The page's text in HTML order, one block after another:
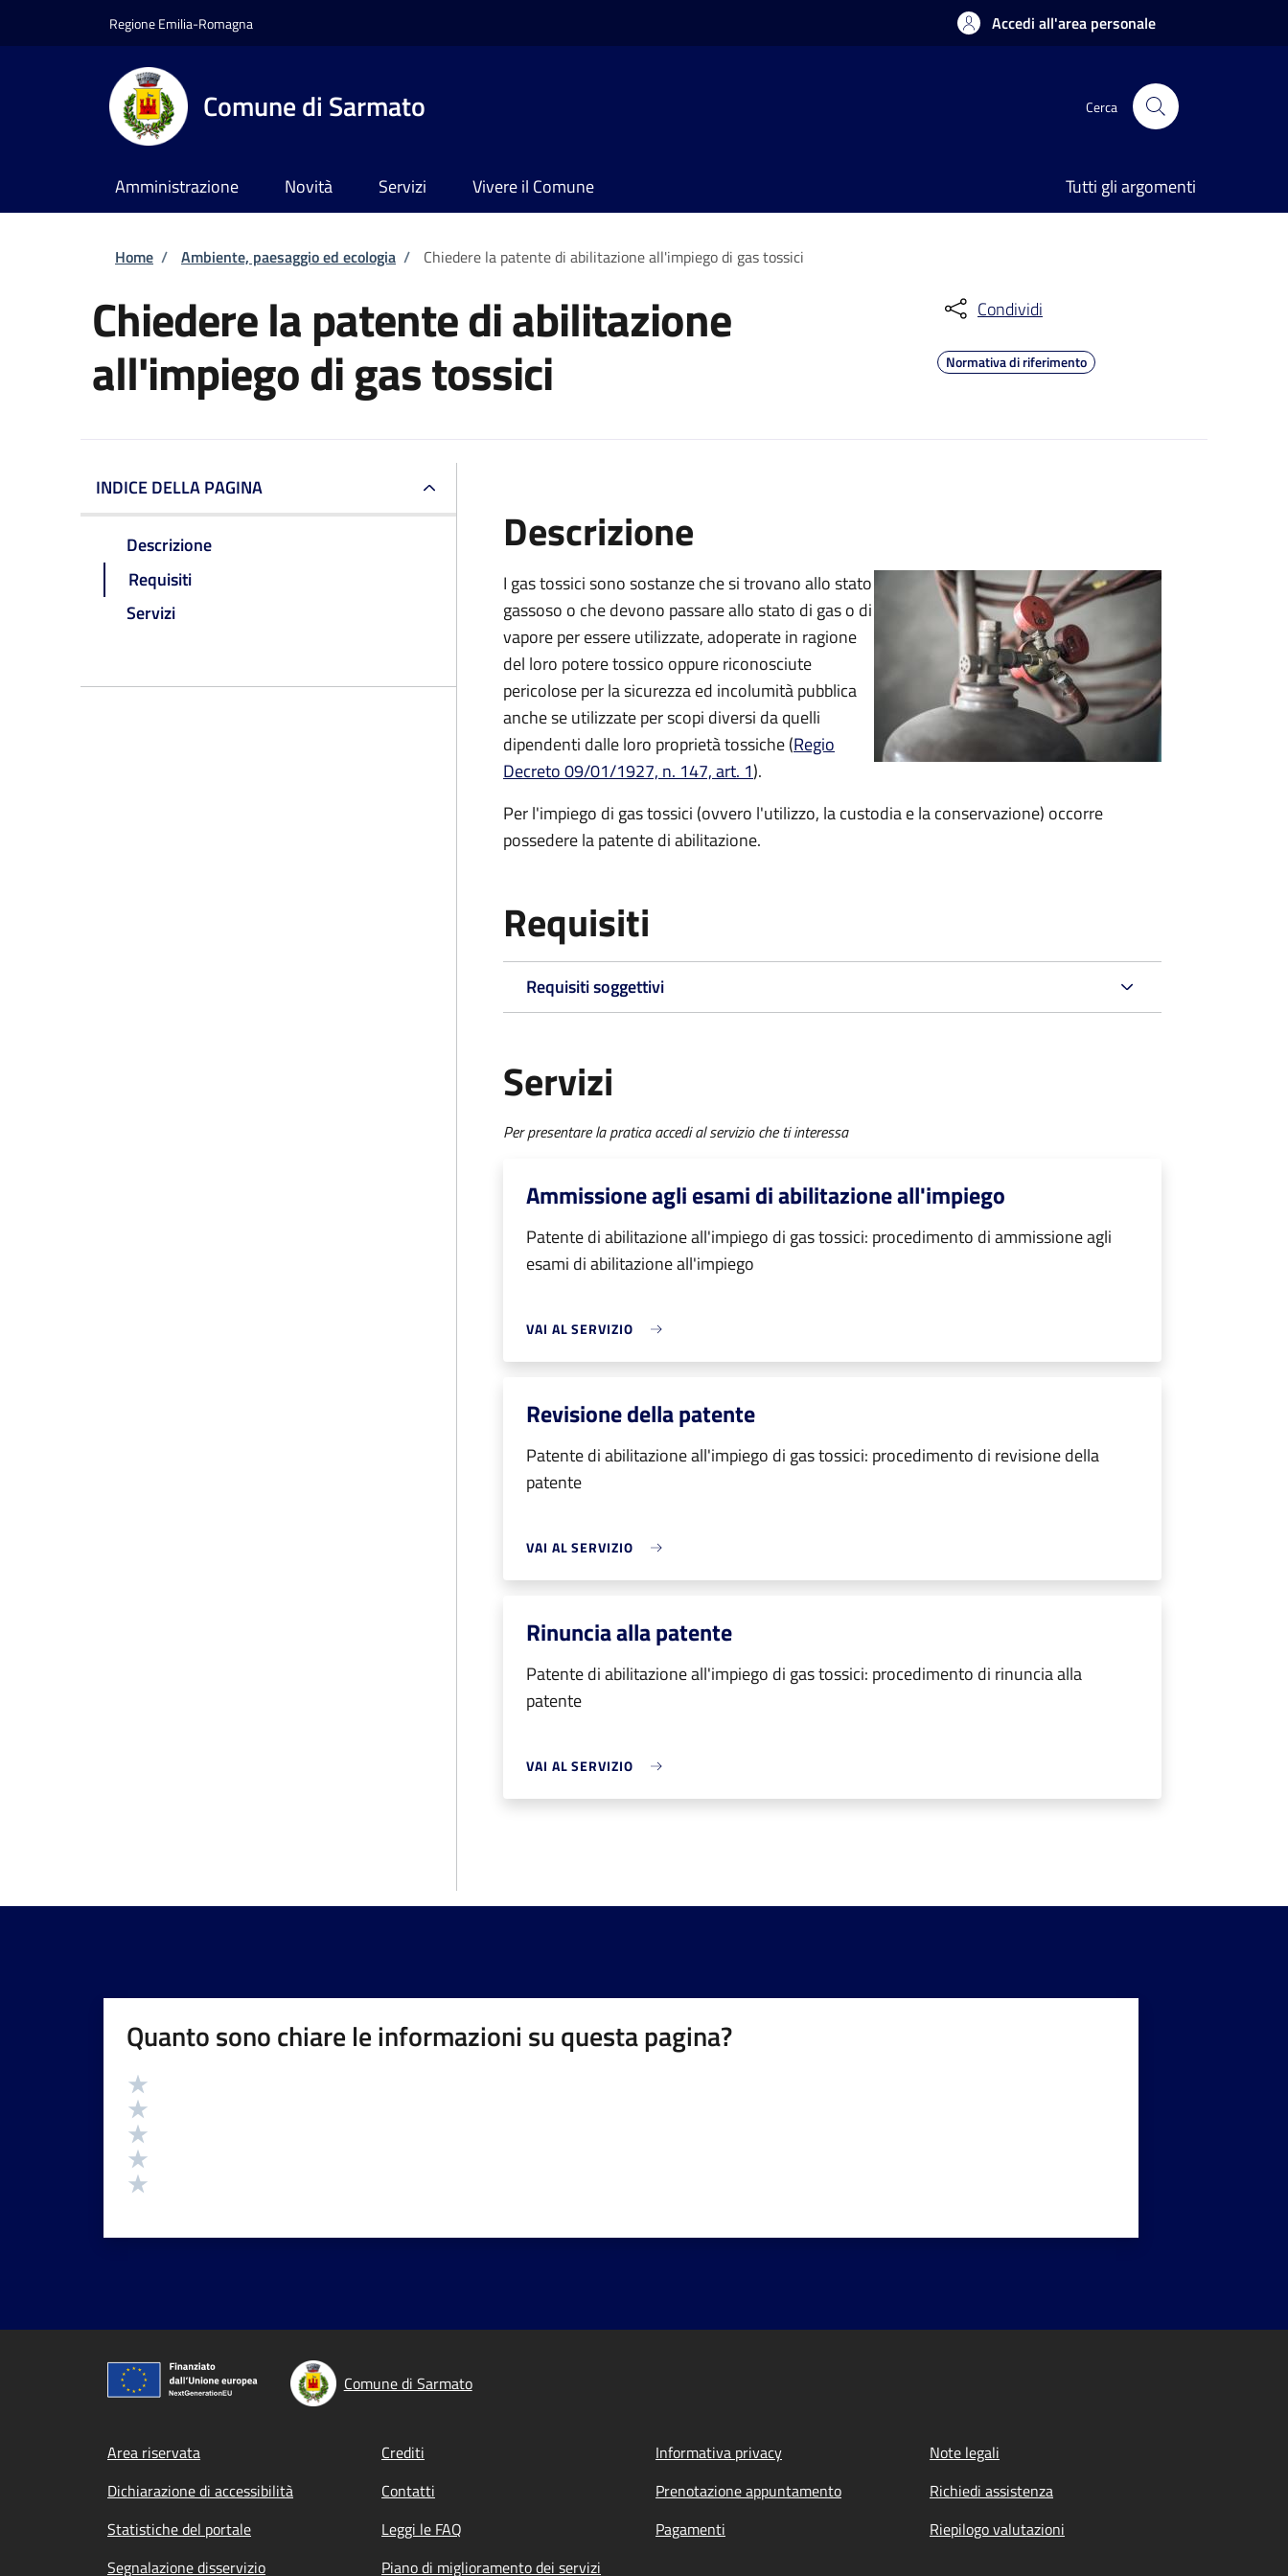
Regione Emilia-Romagna Accedi all'area personale
Comune di Sarmato Cerca
Amministrazione Novità Servizi Vivere il Comune Tutti gli argomenti
Briciole di pane
Home / Ambiente, paesaggio ed ecologia / Chiedere la patente di abilitazione all'impiego di gas tossici
Chiedere la patente di abilitazione
all'impiego di gas tossici
Condividi
Normativa di riferimento
INDICE DELLA PAGINA
Descrizione
Requisiti
Servizi
Descrizione
I gas tossici sono sostanze che si trovano allo stato
gassoso o che devono passare allo stato di gas o di
vapore per essere utilizzate, adoperate in ragione
del loro potere tossico oppure riconosciute
pericolose per la sicurezza ed incolumità pubblica
anche se utilizzate per scopi diversi da quelli
dipendenti dalle loro proprietà tossiche (Regio
Decreto 09/01/1927, n. 147, art. 1).
Per l'impiego di gas tossici (ovvero l'utilizzo, la custodia e la conservazione) occorre
possedere la patente di abilitazione.
Requisiti
Requisiti soggettivi
Servizi
Per presentare la pratica accedi al servizio che ti interessa
Ammissione agli esami di abilitazione all'impiego
Patente di abilitazione all'impiego di gas tossici: procedimento di ammissione agli
esami di abilitazione all'impiego
VAI AL SERVIZIO
Revisione della patente
Patente di abilitazione all'impiego di gas tossici: procedimento di revisione della
patente
VAI AL SERVIZIO
Rinuncia alla patente
Patente di abilitazione all'impiego di gas tossici: procedimento di rinuncia alla
patente
VAI AL SERVIZIO
Quanto sono chiare le informazioni su questa pagina?
Valutazione
Comune di Sarmato
Footer menu
Area riservata Crediti Informativa privacy
Note legali
Dichiarazione di accessibilità
Contatti Prenotazione appuntamento
Richiedi assistenza
Statistiche del portale
Leggi le FAQ Pagamenti
Riepilogo valutazioni
Segnalazione disservizio
Piano di miglioramento dei servizi